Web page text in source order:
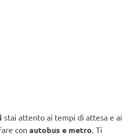
stai attento ai tempi di attesa e ai
con autobus e metro. Ti